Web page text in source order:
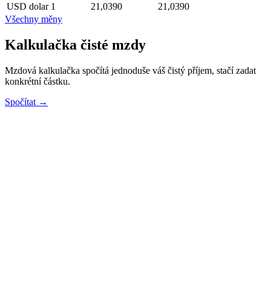
USD dolar 1 21,0390
21,0390
Všechny měny
Kalkulačka čisté mzdy
Mzdová kalkulačka spočítá jednoduše váš čistý příjem, stačí zadat
konkrétní částku.
Spočítat →